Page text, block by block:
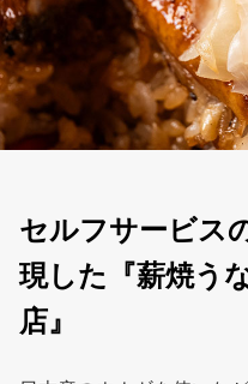
セルフサービス
現した『薪焼う
店』